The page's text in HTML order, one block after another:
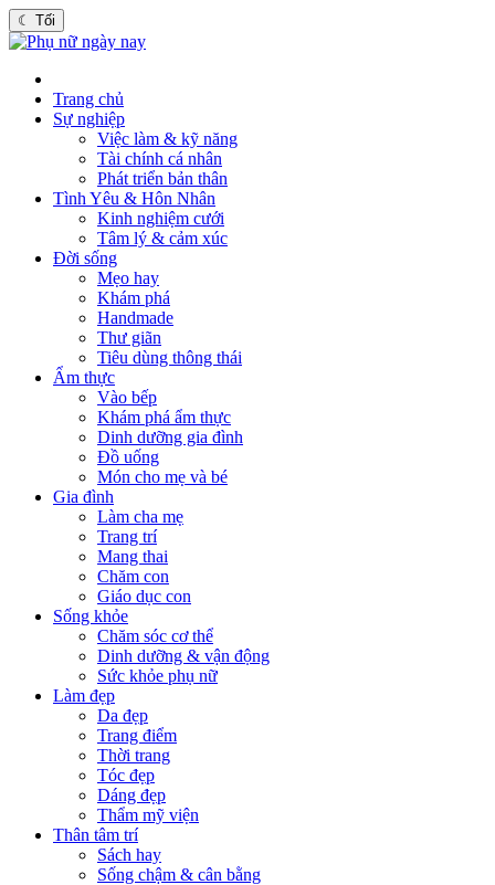
☾ Tối
Trang chủ
Sự nghiệp
Việc làm & kỹ năng
Tài chính cá nhân
Phát triển bản thân
Tình Yêu & Hôn Nhân
Kinh nghiệm cưới
Tâm lý & cảm xúc
Đời sống
Mẹo hay
Khám phá
Handmade
Thư giãn
Tiêu dùng thông thái
Ẩm thực
Vào bếp
Khám phá ẩm thực
Dinh dưỡng gia đình
Đồ uống
Món cho mẹ và bé
Gia đình
Làm cha mẹ
Trang trí
Mang thai
Chăm con
Giáo dục con
Sống khỏe
Chăm sóc cơ thể
Dinh dưỡng & vận động
Sức khỏe phụ nữ
Làm đẹp
Da đẹp
Trang điểm
Thời trang
Tóc đẹp
Dáng đẹp
Thẩm mỹ viện
Thân tâm trí
Sách hay
Sống chậm & cân bằng